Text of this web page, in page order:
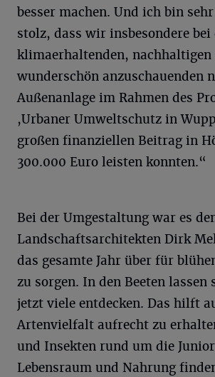
besser machen. Und ich bin
stolz, dass wir insbesondere bei
klimaerhaltenden, nachhaltigen
wunderschön anzuschauenden
Außenanlage im Rahmen des
,Urbaner Umweltschutz in
großen finanziellen Beitrag in
300.000 Euro leisten konnten.“
Bei der Umgestaltung war es
Landschaftsarchitekten Dirk
das gesamte Jahr über für
zu sorgen. In den Beeten lassen
jetzt viele entdecken. Das hilft
Artenvielfalt aufrecht zu
und Insekten rund um die
Lebensraum und Nahrung